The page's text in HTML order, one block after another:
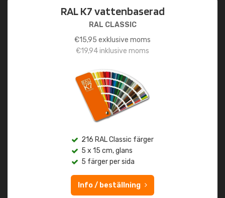
RAL K7 vattenbaserad
RAL CLASSIC
€15,95 exklusive moms
€19,94inklusive moms
216 RAL Classic färger
5 x 15 cm, glans
5 färger per sida
Info / beställning